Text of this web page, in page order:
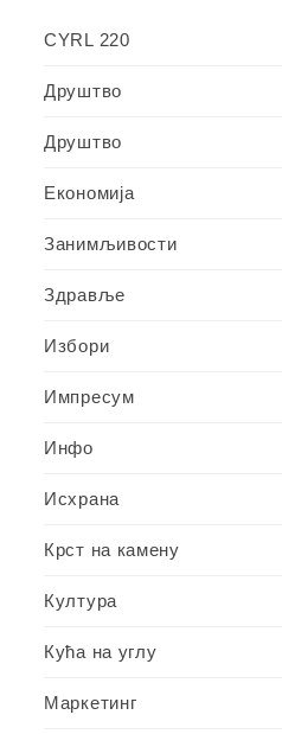
CYRL 220
Друштво
Друштво
Економија
Занимљивости
Здравље
Избори
Импресум
Инфо
Исхрана
Крст на камену
Култура
Кућа на углу
Маркетинг